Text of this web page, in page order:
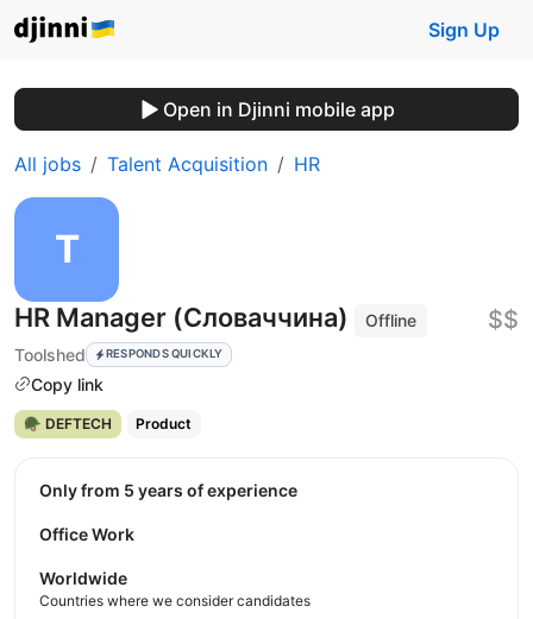
Sign Up
Open in Djinni mobile app
All jobs Talent Acquisition HR
HR Manager (Словаччина)
Offline
Toolshed
RESPONDS QUICKLY
Copy link
$$
🪖 DEFTECH Product
Only from 5 years of experience
Office Work
Worldwide
Countries where we consider candidates